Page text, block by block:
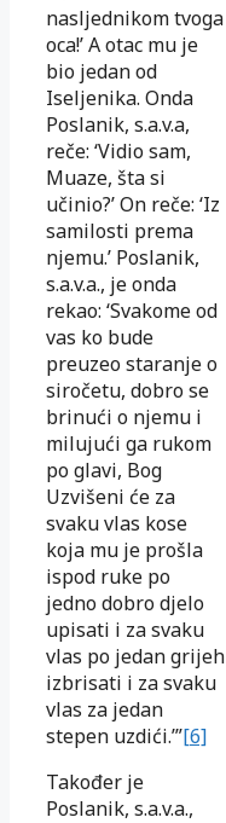
nasljednikom tvoga
oca!’ A otac mu je
bio jedan od
Iseljenika. Onda
Poslanik, s.a.v.a,
reče: ‘Vidio sam,
Muaze, šta si
učinio?’ On reče: ‘Iz
samilosti prema
njemu.’ Poslanik,
s.a.v.a., je onda
rekao: ‘Svakome od
vas ko bude
preuzeo staranje o
siročetu, dobro se
brinući o njemu i
milujući ga rukom
po glavi, Bog
Uzvišeni će za
svaku vlas kose
koja mu je prošla
ispod ruke po
jedno dobro djelo
upisati i za svaku
vlas po jedan grijeh
izbrisati i za svaku
vlas za jedan
stepen uzdići.’”[6]
Također je
Poslanik, s.a.v.a.,